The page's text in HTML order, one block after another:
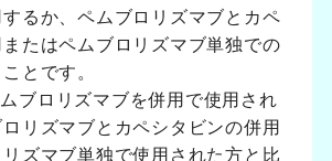
るか、ペムブロリズマブとカペ
たはペムブロリズマブ単独での
とです。
ブロリズマブを併用で使用され
リズマブとカペシタビンの併用
ズマブ単独で使用された方と比